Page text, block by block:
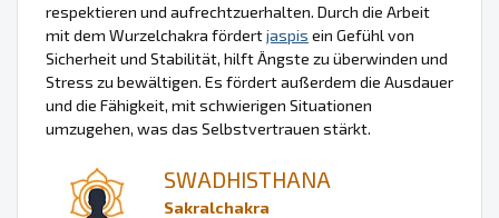
respektieren und aufrechtzuerhalten. Durch die Arbeit
mit dem Wurzelchakra fördertjaspis ein Gefühl von
Sicherheit und Stabilität, hilft Ängste zu überwinden und
Stress zu bewältigen. Es fördert außerdem die Ausdauer
und die Fähigkeit, mit schwierigen Situationen
umzugehen, was das Selbstvertrauen stärkt.
SWADHISTHANA
Sakralchakra